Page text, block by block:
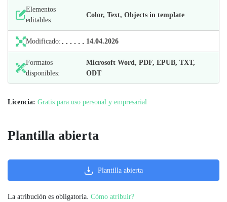
Elementos
editables:
Color, Text, Objects in template
Modificado: 14.04.2026
Formatos
disponibles:
Microsoft Word, PDF, EPUB, TXT,
ODT
Licencia: Gratis para uso personal y empresarial
Plantilla abierta
Plantilla abierta
La atribución es obligatoria. Cómo atribuir?